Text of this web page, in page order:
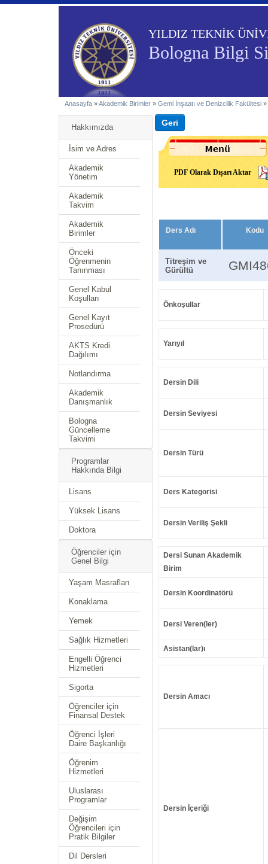
YILDIZ TEKNİK
Bologna Bilgi
Anasayfa »Akademik Birimler » Gemi İnşaatı ve Denizcilik Fakültesi »
Hakkımızda
İsim ve Adres
Akademik
Yönetim
Akademik
Takvim
Akademik
Birimler
Önceki
Öğrenmenin
Tanınması
Genel Kabul
Koşulları
Genel Kayıt
Prosedürü
AKTS Kredi
Dağılımı
Notlandırma
Akademik
Danışmanlık
Bologna
Güncelleme
Takvimi
Programlar
Hakkında Bilgi
Lisans
Yüksek Lisans
Doktora
Öğrenciler için
Genel Bilgi
Yaşam Masrafları
Konaklama
Yemek
Sağlık Hizmetleri
Engelli Öğrenci
Hizmetleri
Sigorta
Öğrenciler için
Finansal Destek
Öğrenci İşleri
Daire Başkanlığı
Öğrenim
Hizmetleri
Uluslarası
Programlar
Değişim
Öğrencileri için
Pratik Bilgiler
Dil Dersleri
PDF Olarak Dışarı Aktar
Ders Adı Kodu
Titreşim ve
Gürültü
Önkoşullar
Yarıyıl
Dersin Dili
Dersin Seviyesi
Dersin Türü
Ders Kategorisi
Dersin Veriliş Şekli
Dersi Sunan Akademik
Birim
Dersin Koordinatörü
Dersi Veren(ler)
Asistan(lar)ı
Dersin Amacı
Dersin İçeriği